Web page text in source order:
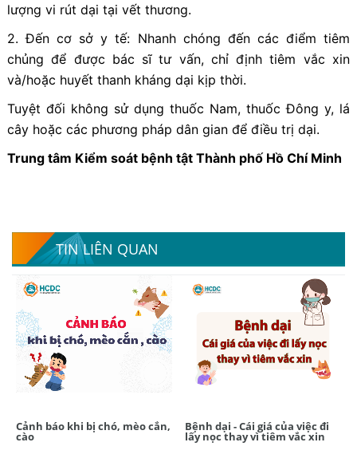
lượng vi rút dại tại vết thương.
2. Đến cơ sở y tế: Nhanh chóng đến các điểm tiêm
chủng để được bác sĩ tư vấn, chỉ định tiêm vắc xin
và/hoặc huyết thanh kháng dại kịp thời.
Tuyệt đối không sử dụng thuốc Nam, thuốc Đông y, lá
cây hoặc các phương pháp dân gian để điều trị dại.
Trung tâm Kiểm soát bệnh tật Thành phố Hồ Chí Minh
TIN LIÊN QUAN
Cảnh báo khi bị chó, mèo cắn,
cào
Bệnh dại - Cái giá của việc đi
lấy nọc thay vì tiêm vắc xin